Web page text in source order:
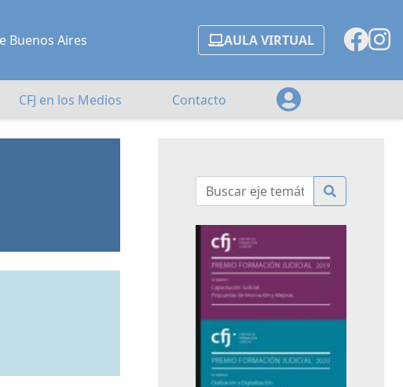
Buenos Aires AULA VIRTUAL
CFJ en los Medios Contacto